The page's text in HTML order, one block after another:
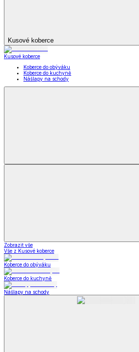
Kusové koberce
Kusové koberce
Koberce do obýváku
Koberce do kuchyně
Nášlapy na schody
Zobrazit vše
Vše z Kusové koberce
Koberce do obýváku
Koberce do kuchyně
Nášlapy na schody